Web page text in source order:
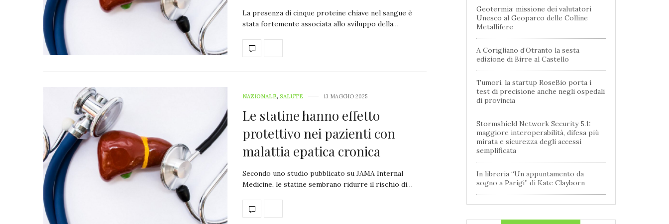
La presenza di cinque proteine chiave nel sangue è
stata fortemente associata allo sviluppo della…
NAZIONALE, SALUTE 13 MAGGIO 2025
Le statine hanno effetto
protettivo nei pazienti con
malattia epatica cronica
Secondo uno studio pubblicato su JAMA Internal
Medicine, le statine sembrano ridurre il rischio di…
Geotermia: missione dei valutatori
Unesco al Geoparco delle Colline
Metallifere
A Corigliano d’Otranto la sesta
edizione di Birre al Castello
Tumori, la startup RoseBio porta i
test di precisione anche negli ospedali
di provincia
Stormshield Network Security 5.1:
maggiore interoperabilità, difesa più
mirata e sicurezza degli accessi
semplificata
In libreria “Un appuntamento da
sogno a Parigi” di Kate Clayborn